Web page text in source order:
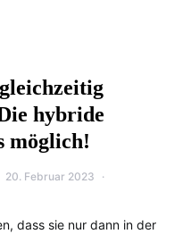
hybride
möglich!
20. Februar 2023
dass sie nur dann in der